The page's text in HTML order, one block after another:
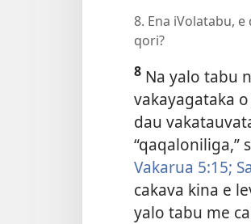
8. Ena iVolatabu,
qori?
8 Na yalo tabu
vakayagataka
dau
“qaqaloniliga,”
Vakarua 5:15;
cakava kina e
yalo tabu me